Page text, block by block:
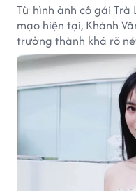
Từ hình ảnh cô gái Trà
mạo hiện tại, Khánh
trưởng thành khá rõ